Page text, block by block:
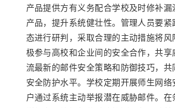
产品提供方有义务配合学校及时修补漏
产品，提升系统健壮性。管理人员要紧
态进行研判，采取合理的主动措施将风
极参与高校和企业间的安全合作，共享
流最新的邮件安全策略和防御技巧，共
安全防护水平。学校定期开展师生网络
户通过系统主动举报潜在威胁邮件。在